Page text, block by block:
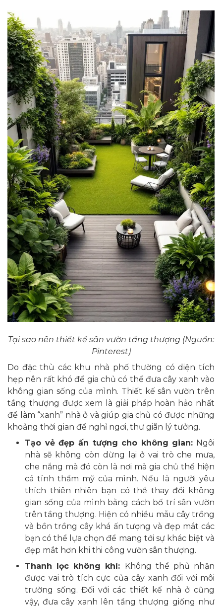
Tại sao nên thiết kế sân vườn tầng thượng (Nguồn:
Pinterest)
Do đặc thù các khu nhà phố thường có diện tích
hẹp nên rất khó để gia chủ có thể đưa cây xanh vào
không gian sống của mình. Thiết kế sân vườn trên
tầng thượng được xem là giải pháp hoàn hảo nhất
để làm “xanh” nhà ở và giúp gia chủ có được những
khoảng thời gian để nghỉ ngơi, thư giãn lý tưởng.
Tạo vẻ đẹp ấn tượng cho không gian: Ngôi
nhà sẽ không còn dừng lại ở vai trò che mưa,
che nắng mà đó còn là nơi mà gia chủ thể hiện
cá tính thẩm mỹ của mình. Nếu là người yêu
thích thiên nhiên bạn có thể thay đổi không
gian sống của mình bằng cách bố trí sân vườn
trên tầng thượng. Hiện có nhiều mẫu cây trồng
và bồn trồng cây khá ấn tượng và đẹp mắt các
bạn có thể lựa chọn để mang tới sự khác biệt và
đẹp mắt hơn khi thi công vườn sân thượng.
Thanh lọc không khí:
Không thể phủ nhận
được vai trò tích cực của cây xanh đối với môi
trường sống. Đối với các thiết kế nhà ở cũng
vậy, đưa cây xanh lên tầng thượng giống như